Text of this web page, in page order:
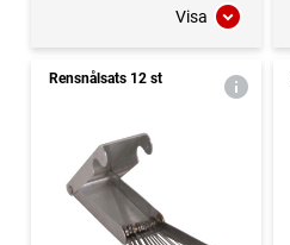
Visa
Rensnålsats 12 st